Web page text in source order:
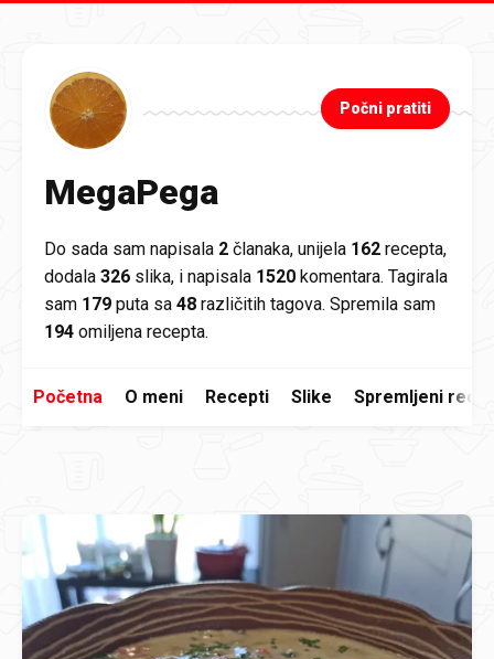
MegaPega
Počni pratiti
Do sada sam napisala 2 članaka, unijela 162 recepta,
dodala 326 slika, i napisala 1520 komentara. Tagirala
sam 179 puta sa 48 različitih tagova. Spremila sam
194 omiljena recepta.
Početna O meni Recepti Slike Spremljeni